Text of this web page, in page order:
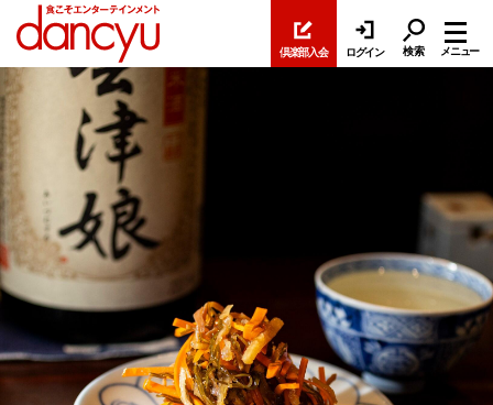
倶楽部入会 ログイン 検索 メニュー